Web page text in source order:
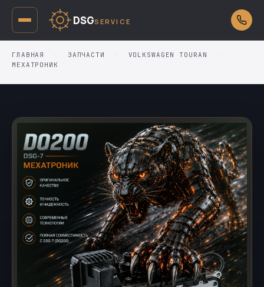
DSGSERVICE
ГЛАВНАЯ ЗАПЧАСТИ VOLKSWAGEN TOURAN
МЕХАТРОНИК